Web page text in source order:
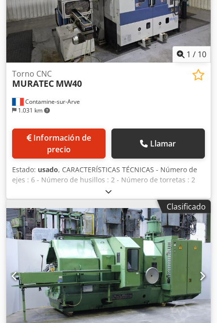
1 / 10
Contamine-sur-Arve
1.031 km
Torno CNC
MURATEC MW40
Información de
precio
Llamar
Estado: usado, CARACTERÍSTICAS TÉCNICAS - Número de
ejes : 6 - Número de husillos : 2 - Número de torretas : 2
HUSILLO PRINCIPAL - Extremo de husillo : A2-5 - Potencia
de husillo : 3.7 |kW] - Velocidad del husillo : 8000
[Rev./min] - Duración máxima en mandril : 110 [mm]
HUSILLO PRINCIPAL - Extremo de husillo : A2-5 - Potencia
de husillo : 3.7 |kW] - Velocidad del husillo : 8000
[Rev./min] - Duración máxima en mandril : 110 [mm]
Dcodsy Ntm Aepfx Ab Hok TORRETA 1 - Número de
posiciones : 10 - Carrera X/Z : 155/170 [mm] - Carrera Y :
+/-25 [mm] - Velocidad herramientas giratorias : 6000
[Rev./min] - Potencia herramientas giratorias : 1.4 |kW]
TORRETA 2 - Número de posiciones : 10 - Carrera X/Z :
155/170 [mm] - Carrera Y : +/-25 [mm] - Velocidad
herramientas giratorias : 6000 [Rev./min] - Potencia
Clasificado